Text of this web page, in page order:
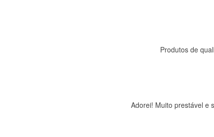
Produtos de
Adorei! Muito prestável e